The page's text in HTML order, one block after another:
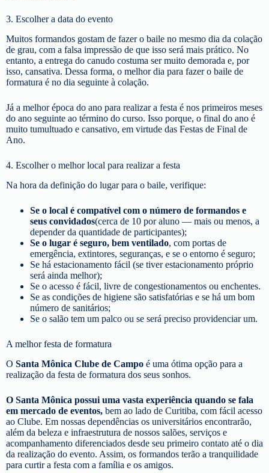
3. Escolher a data do evento
Muitos formandos gostam de fazer o baile no mesmo dia da colação
de grau, com a falsa impressão de que isso será mais prático. No
entanto, a entrega do canudo costuma ser muito demorada e, por
isso, cansativa. Dessa forma, o melhor dia para fazer o baile de
formatura é no dia seguinte à colação.
Já a melhor época do ano para realizar a festa é nos primeiros meses
do ano seguinte ao término do curso. Isso porque, o final do ano é
muito tumultuado e cansativo, em virtude das Festas de Final de
Ano.
4. Escolher o melhor local para realizar a festa
Na hora da definição do lugar para o baile, verifique:
Se o local é compatível com o número de formandos e
seus convidados(cerca de 10 por aluno — mais ou menos, a
depender da quantidade de participantes);
Se o lugar é seguro, bem ventilado, com portas de
emergência, extintores, seguranças, e se o entorno é seguro;
Se há estacionamento fácil (se tiver estacionamento próprio
será ainda melhor);
Se o acesso é fácil, livre de congestionamentos ou enchentes.
Se as condições de higiene são satisfatórias e se há um bom
número de sanitários;
Se o salão tem um palco ou se será preciso providenciar um.
A melhor festa de formatura
O Santa Mônica Clube de Campo é uma ótima opção para a
realização da festa de formatura dos seus sonhos.
O Santa Mônica possui uma vasta experiência quando se fala
em mercado de eventos, bem ao lado de Curitiba, com fácil acesso
ao Clube. Em nossas dependências os universitários encontrarão,
além da beleza e infraestrutura de nossos salões, serviços e
acompanhamento diferenciados desde seu primeiro contato até o dia
da realização do evento. Assim, os formandos terão a tranquilidade
para curtir a festa com a família e os amigos.